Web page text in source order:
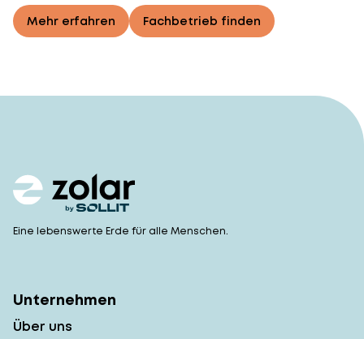
Mehr erfahren Fachbetrieb finden
Eine lebenswerte Erde für alle Menschen.
Unternehmen
Über uns